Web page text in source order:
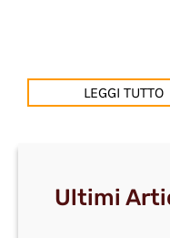
LEGGI TUTTO
Ultimi